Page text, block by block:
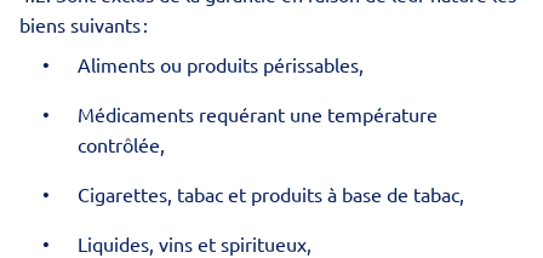
biens suivants :
Aliments ou produits périssables,
Médicaments requérant une température
contrôlée,
Cigarettes, tabac et produits à base de tabac,
Liquides, vins et spiritueux,